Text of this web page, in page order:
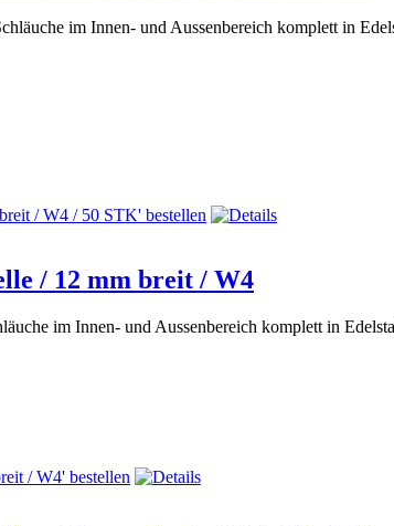
im Innen- und Aussenbereich komplett in
/ 12 mm breit / W4
im Innen- und Aussenbereich komplett in